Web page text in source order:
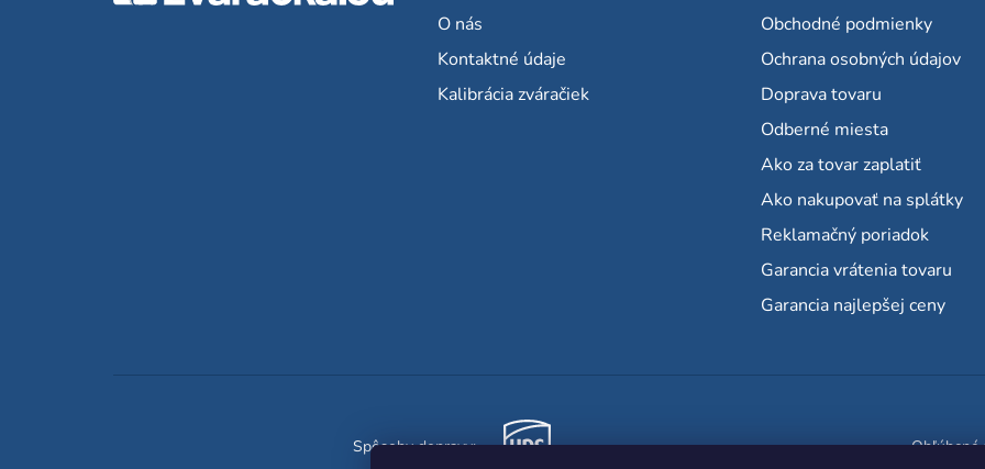
O nás
Kontaktné údaje
Kalibrácia zváračiek
Obchodné podmienky
Ochrana osobných údajov
Doprava tovaru
Odberné miesta
Ako za tovar zaplatiť
Ako nakupovať na splátky
Reklamačný poriadok
Garancia vrátenia tovaru
Garancia najlepšej ceny
Spôsoby dopravy: Obľúbené